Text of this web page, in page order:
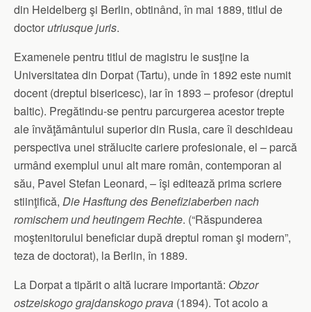
din Heidelberg şi Berlin, obtinând, în mai 1889, titlul de
doctorutriusque juris.
Examenele pentru titlul de magistru le susţine la
Universitatea din Dorpat (Tartu), unde în 1892 este numit
docent (dreptul bisericesc), iar în 1893 – profesor (dreptul
baltic). Pregătindu-se pentru parcurgerea acestor trepte
ale învăţământului superior din Rusia, care îi deschideau
perspectiva unei strălucite cariere profesionale, el – parcă
urmând exemplul unui alt mare român, contemporan al
său, Pavel Stefan Leonard, – îşi editează prima scriere
stiinţifică, Die Hasftung des Benefiziaberben nach
romischem und heutingem Rechte. (“Răspunderea
moştenitorului beneficiar după dreptul roman şi modern”,
teza de doctorat), la Berlin, în 1889.
La Dorpat a tipărit o altă lucrare importantă: Obzor
ostzeiskogo grajdanskogo prava (1894). Tot acolo a